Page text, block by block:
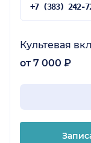
Культевая
от 7 000 ₽